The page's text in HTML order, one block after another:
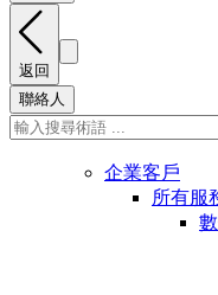
返回
聯絡人
企業客戶
所有服